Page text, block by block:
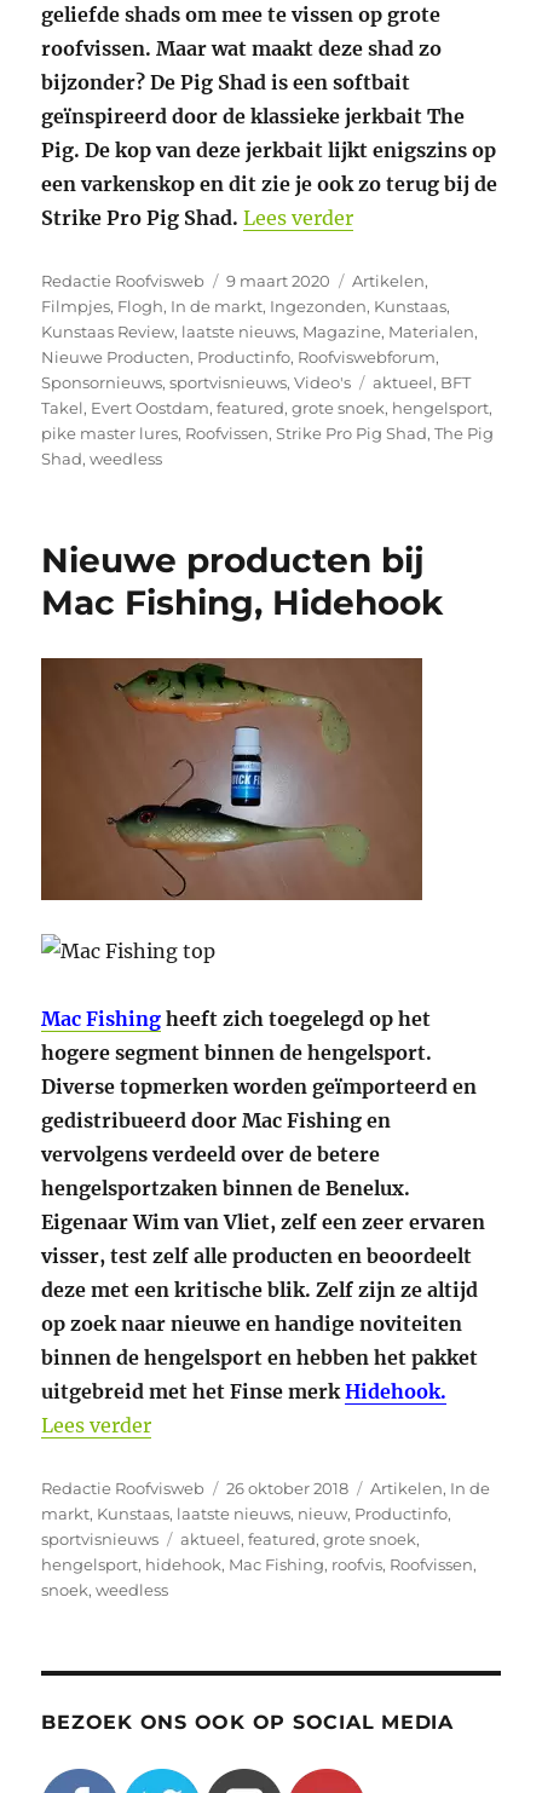
geliefde shads om mee te vissen op grote
roofvissen. Maar wat maakt deze shad zo
bijzonder? De Pig Shad is een softbait
geïnspireerd door de klassieke jerkbait The
Pig. De kop van deze jerkbait lijkt enigszins op
een varkenskop en dit zie je ook zo terug bij de
Strike Pro Pig Shad. Lees verder“Alles over de
Auteur
Redactie Roofvisweb
Geplaatst
op
9 maart 2020 Categorieën
Artikelen,
Filmpjes, Flogh, In de markt, Ingezonden, Kunstaas,
Kunstaas Review, laatste nieuws, Magazine, Materialen,
Nieuwe Producten, Productinfo, Roofviswebforum,
Sponsornieuws,sportvisnieuws,Video's Tags
aktueel, BFT
Takel, Evert Oostdam,featured,grote snoek, hengelsport,
pike master lures, Roofvissen,Strike Pro Pig Shad,The Pig
Shad,weedless
Nieuwe producten bij
Mac Fishing, Hidehook
Mac Fishing heeft zich toegelegd op het
hogere segment binnen de hengelsport.
Diverse topmerken worden geïmporteerd en
gedistribueerd door Mac Fishing en
vervolgens verdeeld over de betere
hengelsportzaken binnen de Benelux.
Eigenaar Wim van Vliet, zelf een zeer ervaren
visser, test zelf alle producten en beoordeelt
deze met een kritische blik. Zelf zijn ze altijd
op zoek naar nieuwe en handige noviteiten
binnen de hengelsport en hebben het pakket
uitgebreid met het Finse merkHidehook.
Lees verder“Nieuwe producten bij Mac Fishing,
Auteur
Redactie Roofvisweb
Geplaatst
op
26 oktober 2018 Categorieën
Artikelen, In de
markt, Kunstaas, laatste nieuws, nieuw, Productinfo,
sportvisnieuws
Tags
aktueel,featured,grote snoek,
hengelsport, hidehook, Mac Fishing, roofvis, Roofvissen,
snoek,weedless
BEZOEK ONS OOK OP SOCIAL MEDIA